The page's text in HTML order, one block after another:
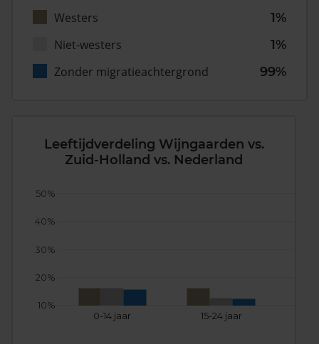
Westers
1%
Niet-westers
1%
Zonder migratieachtergrond
99%
Leeftijdverdeling Wijngaarden vs.
Zuid-Holland vs. Nederland
0-14 jaar 15-24 jaar
10%
20%
30%
40%
50%